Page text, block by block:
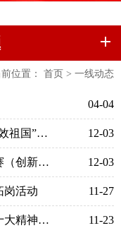
位置： 首页 > 一线动态
04-04
物理学院召开“贯彻强军思想，青春报效祖国”征兵宣传动员会 12-03
我校在第八届全国大学生物理实验竞赛（创新）中勇创佳绩 12-03
岗活动 11-27
物理学院赴灵璧县砂坝村开展党的二十大精神系列宣讲活动 11-23